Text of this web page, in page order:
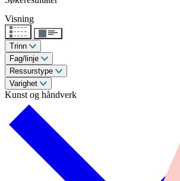
Visning
Trinn
Fag/linje
Ressurstype
Varighet
Kunst og håndverk